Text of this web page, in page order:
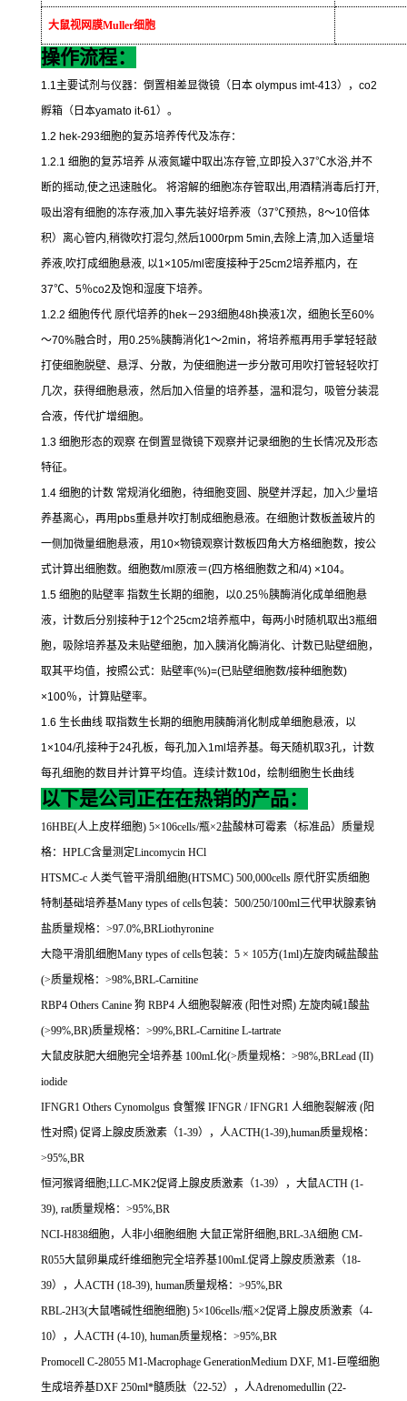
大鼠视网膜Muller细胞
操作流程：
1.1主要试剂与仪器：倒置相差显微镜（日本 olympus imt-413）， co2
孵箱（日本yamato it-61）。
1.2 hek-293细胞的复苏培养传代及冻存：
1.2.1 细胞的复苏培养 从液氮罐中取出冻存管,立即投入37℃水浴,并不
断的摇动,使之迅速融化。 将溶解的细胞冻存管取出,用酒精消毒后打开,
吸出溶有细胞的冻存液,加入事先装好培养液（37℃预热， 8～10倍体
积）离心管内,稍微吹打混匀,然后1000rpm 5min,去除上清,加入适量培
养液,吹打成细胞悬液, 以1×105/ml 密度接种于25cm2培养瓶内，在
37℃、 5％co2及饱和湿度下培养。
1.2.2 细胞传代 原代培养的hek－293细胞48h换液1次，细胞长至60%
～70%融合时，用0.25%胰酶消化1～2min ，将培养瓶再用手掌轻轻敲
打使细胞脱壁、悬浮、分散，为使细胞进一步分散可用吹打管轻轻吹打
几次，获得细胞悬液，然后加入倍量的培养基，温和混匀，吸管分装混
合液，传代扩增细胞。
1.3 细胞形态的观察 在倒置显微镜下观察并记录细胞的生长情况及形态
特征。
1.4 细胞的计数 常规消化细胞，待细胞变圆、脱壁并浮起，加入少量培
养基离心，再用pbs重悬并吹打制成细胞悬液。在细胞计数板盖玻片的
一侧加微量细胞悬液，用 10×物镜观察计数板四角大方格细胞数，按公
式计算出细胞数。细胞数/ml 原液＝(四方格细胞数之和/4) ×104。
1.5 细胞的贴壁率 指数生长期的细胞，以0.25％胰酶消化成单细胞悬
液，计数后分别接种于12个25cm2培养瓶中，每两小时随机取出3瓶细
胞，吸除培养基及未贴壁细胞，加入胰消化酶消化、计数已贴壁细胞，
取其平均值，按照公式：贴壁率(%)=(已贴壁细胞数/接种细胞数)
×100％，计算贴壁率。
1.6 生长曲线 取指数生长期的细胞用胰酶消化制成单细胞悬液，以
1×104/孔接种于24孔板，每孔加入1ml 培养基。每天随机取3孔，计数
每孔细胞的数目并计算平均值。连续计数10d ，绘制细胞生长曲线
以下是公司正在在热销的产品：
16HBE(人上皮样细胞) 5×106cells/瓶×2盐酸林可霉素（标准品）质量规
格： HPLC含量测定Lincomycin HCl
HTSMC-c 人类气管平滑肌细胞(HTSMC) 500,000cells 原代肝实质细胞
特制基础培养基Many types of cells包装： 500/250/100ml三代甲状腺素钠
盐质量规格： >97.0%,BRLiothyronine
大隐平滑肌细胞Many types of cells包装： 5 × 105方(1ml)左旋肉碱盐酸盐
(>质量规格： >98%,BRL-Carnitine
RBP4 Others Canine 狗 RBP4 人细胞裂解液 (阳性对照) 左旋肉碱1酸盐
(>99%,BR)质量规格： >99%,BRL-Carnitine L-tartrate
大鼠皮肤肥大细胞完全培养基 100mL化(>质量规格： >98%,BRLead (II)
iodide
IFNGR1 Others Cynomolgus 食蟹猴 IFNGR / IFNGR1 人细胞裂解液 (阳
性对照) 促肾上腺皮质激素（1-39），人ACTH(1-39),human质量规格：
>95%,BR
恒河猴肾细胞;LLC-MK2促肾上腺皮质激素（1-39），大鼠ACTH (1-
39), rat质量规格： >95%,BR
NCI-H838细胞，人非小细胞细胞 大鼠正常肝细胞,BRL-3A细胞 CM-
R055大鼠卵巢成纤维细胞完全培养基100mL促肾上腺皮质激素（18-
39），人ACTH (18-39), human质量规格： >95%,BR
RBL-2H3(大鼠嗜碱性细胞细胞) 5×106cells/瓶×2促肾上腺皮质激素（4-
10），人ACTH (4-10), human质量规格： >95%,BR
Promocell C-28055 M1-Macrophage GenerationMedium DXF, M1- 巨噬细胞
生成培养基DXF 250ml*髓质肽（22-52），人Adrenomedullin (22-